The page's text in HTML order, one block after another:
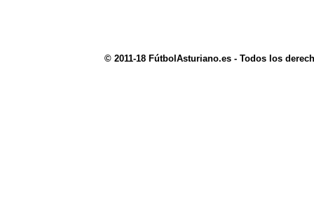
© 2011-18 FútbolAsturiano.es - Todos los